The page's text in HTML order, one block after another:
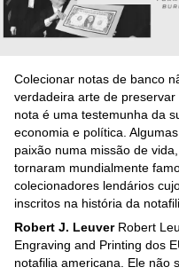
Colecionar notas de banco
verdadeira arte de
nota é uma testemunha da
economia e política.
paixão numa missão de
tornaram mundialmente
colecionadores lendários
inscritos na história da
Robert J. LeuverRobert
Engraving and Printing dos
notafilia americana. Ele não